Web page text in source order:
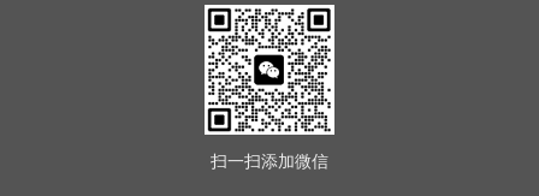
扫一扫添加微信